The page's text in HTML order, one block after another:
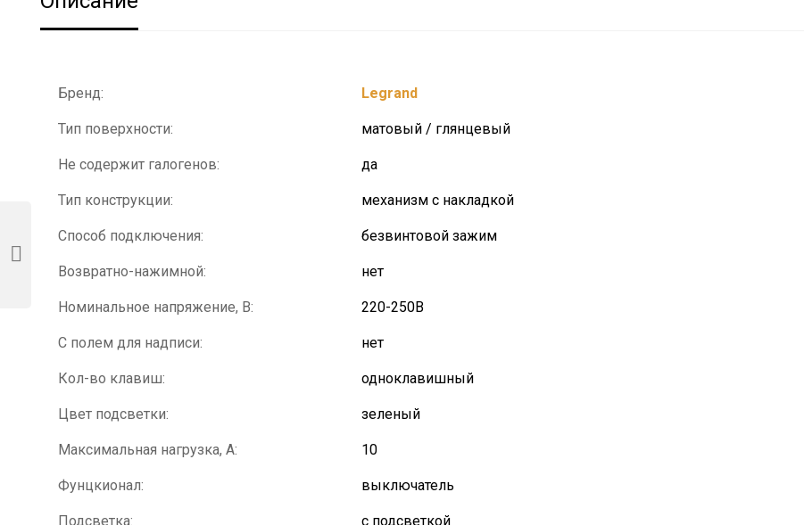
Бренд: Legrand
Тип поверхности: матовый / глянцевый
Не содержит галогенов: да
Тип конструкции: механизм с накладкой
Способ подключения: безвинтовой зажим
Возвратно-нажимной: нет
Номинальное напряжение, В: 220-250В
С полем для надписи: нет
Кол-во клавиш: одноклавишный
Цвет подсветки: зеленый
Максимальная нагрузка, А: 10
Фунцкионал: выключатель
Подсветка: с подсветкой